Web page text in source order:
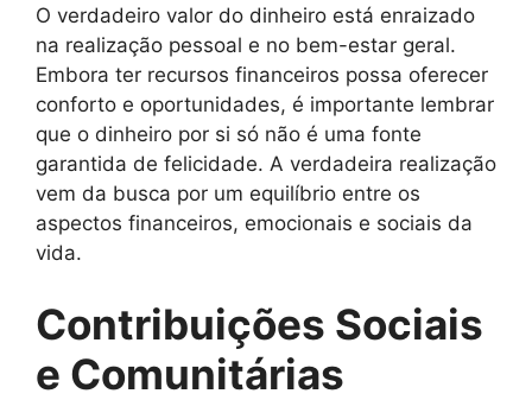
O verdadeiro valor do dinheiro está enraizado
na realização pessoal e no bem-estar geral.
Embora ter recursos financeiros possa oferecer
conforto e oportunidades, é importante lembrar
que o dinheiro por si só não é uma fonte
garantida de felicidade. A verdadeira realização
vem da busca por um equilíbrio entre os
aspectos financeiros, emocionais e sociais da
vida.
Contribuições Sociais
e Comunitárias